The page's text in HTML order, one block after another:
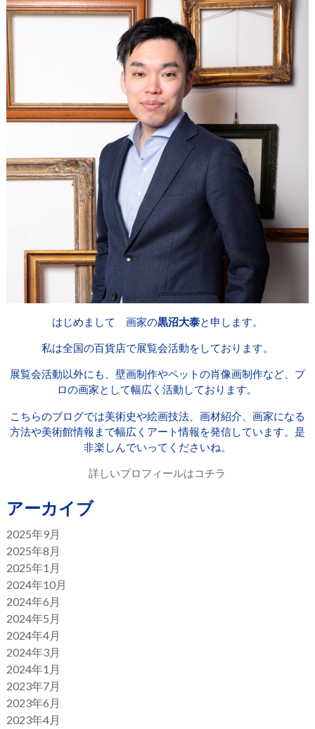
はじめまして 画家の黒沼大泰と申します。
私は全国の百貨店で展覧会活動をしております。
展覧会活動以外にも、壁画制作やペットの肖像画制作など、プ
ロの画家として幅広く活動しております。
こちらのブログでは美術史や絵画技法、画材紹介、画家になる
方法や美術館情報まで幅広くアート情報を発信しています。是
非楽しんでいってくださいね。
詳しいプロフィールはコチラ
アーカイブ
2025年9月
2025年8月
2025年1月
2024年10月
2024年6月
2024年5月
2024年4月
2024年3月
2024年1月
2023年7月
2023年6月
2023年4月